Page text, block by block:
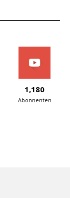
1,180
Abonnenten